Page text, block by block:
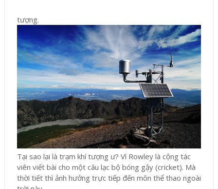
tượng.
Tại sao lại là trạm khí tượng ư? Vì Rowley là cộng tác
viên viết bài cho một câu lạc bộ bóng gậy (cricket). Mà
thời tiết thì ảnh hưởng trực tiếp đến môn thể thao ngoài